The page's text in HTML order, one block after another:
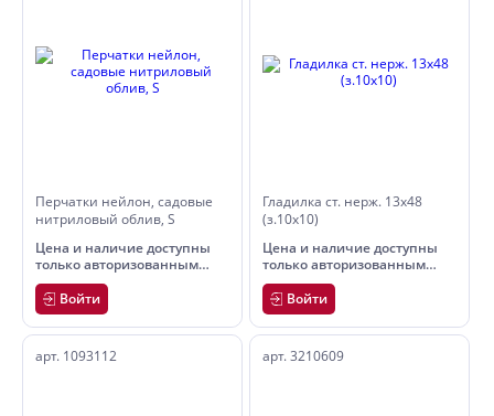
Перчатки нейлон, садовые
нитриловый облив, S
Цена и наличие доступны
только авторизованным
пользователям
Войти
Гладилка ст. нерж. 13х48
(з.10х10)
Цена и наличие доступны
только авторизованным
пользователям
Войти
арт. 1093112 арт. 3210609